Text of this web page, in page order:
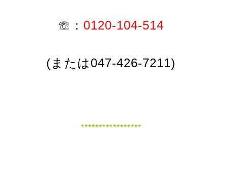
☏： 0120-104-514
(または047-426-7211)
*****************